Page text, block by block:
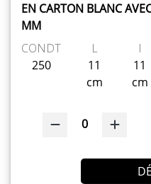
EN CARTON BLANC
MM
CONDT
250
L
11
cm
l
11
cm
0